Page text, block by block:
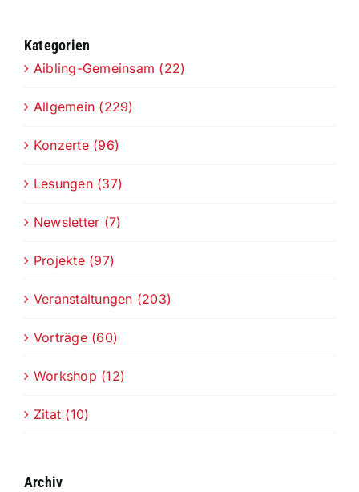
Kategorien
Aibling-Gemeinsam (22)
Allgemein (229)
Konzerte (96)
Lesungen (37)
Newsletter (7)
Projekte (97)
Veranstaltungen (203)
Vorträge (60)
Workshop (12)
Zitat (10)
Archiv